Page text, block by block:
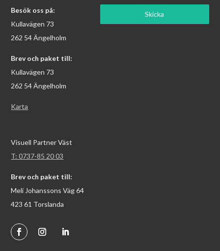
Besök oss på:
Kullavägen 73
262 54 Ängelholm
Brev och paket till:
Kullavägen 73
262 54 Ängelholm
Karta
Visuell Partner Väst
T: 0737-85 20 03
Brev och paket till:
Meli Johanssons Väg 64
423 61 Torslanda
Skicka